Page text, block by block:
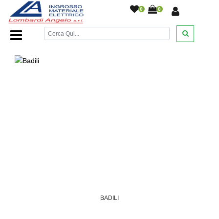
0 0
Home Page/DESANTIS///
BADILI